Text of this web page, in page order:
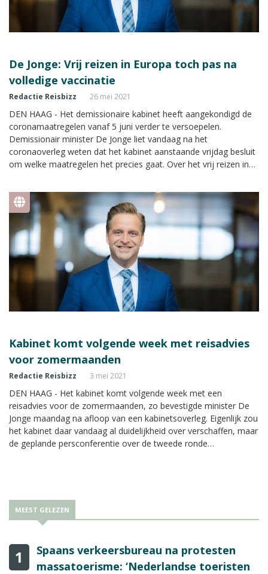
De Jonge: Vrij reizen in Europa toch pas na
volledige vaccinatie
Redactie Reisbizz 26 mei 2021
DEN HAAG - Het demissionaire kabinet heeft aangekondigd de
coronamaatregelen vanaf 5 juni verder te versoepelen.
Demissionair minister De Jonge liet vandaag na het
coronaoverleg weten dat het kabinet aanstaande vrijdag besluit
om welke maatregelen het precies gaat. Over het vrij reizen in
Kabinet komt volgende week met reisadvies
voor zomermaanden
Redactie Reisbizz 3 mei 2021
DEN HAAG - Het kabinet komt volgende week met een
reisadvies voor de zomermaanden, zo bevestigde minister De
Jonge maandag na afloop van een kabinetsoverleg. Eigenlijk zou
het kabinet daar vandaag al duidelijkheid over verschaffen, maar
de geplande persconferentie over de tweede ronde
MEEST GELEZEN
1
Spaans verkeersbureau na protesten
massatoerisme: ‘Nederlandse toeristen